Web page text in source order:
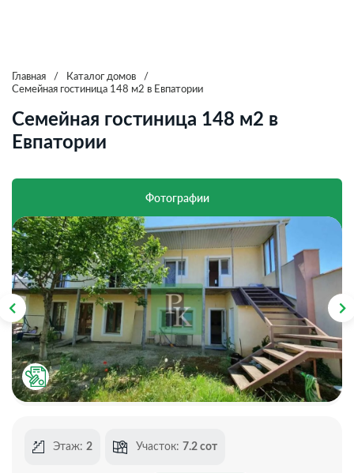
Главная / Каталог домов
/
Семейная гостиница 148 м2 в Евпатории
Семейная гостиница 148 м2 в
Евпатории
Фотографии
Этаж: 2 Участок: 7.2 сот